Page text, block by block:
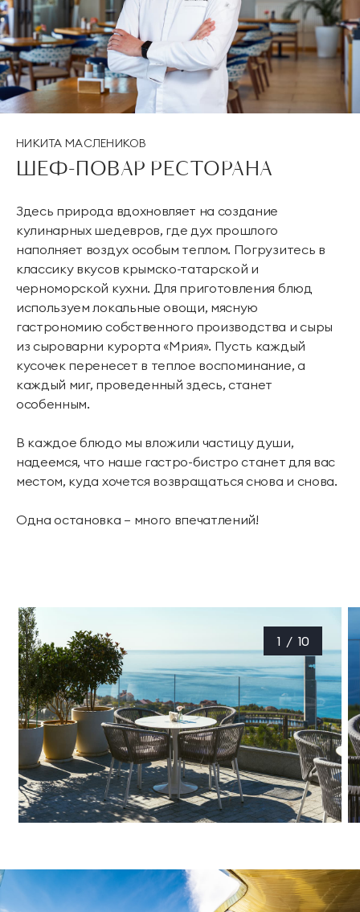
НИКИТА МАСЛЕНИКОВ
ШЕФ-ПОВАР РЕСТОРАНА
Здесь природа вдохновляет на создание
кулинарных шедевров, где дух прошлого
наполняет воздух особым теплом. Погрузитесь в
классику вкусов крымско-татарской и
черноморской кухни. Для приготовления блюд
используем локальные овощи, мясную
гастрономию собственного производства и сыры
из сыроварни курорта «Мрия». Пусть каждый
кусочек перенесет в теплое воспоминание, а
каждый миг, проведенный здесь, станет
особенным.
В каждое блюдо мы вложили частицу души,
надеемся, что наше гастро-бистро станет для вас
местом, куда хочется возвращаться снова и снова.
Одна остановка — много впечатлений!
1 / 10